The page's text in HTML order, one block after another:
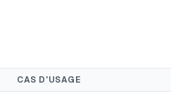
CAS D'USAGE